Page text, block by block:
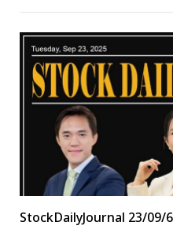
StockDailyJournal 23/09/